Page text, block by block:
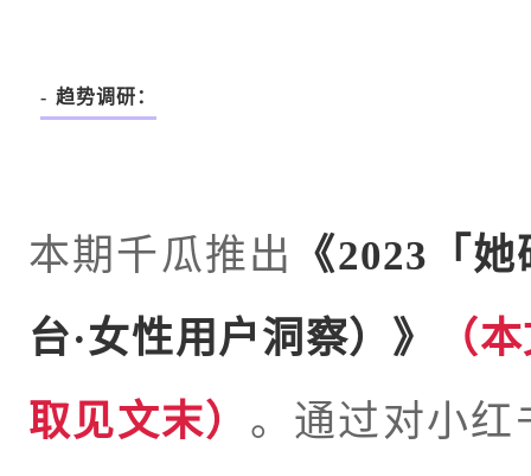
- 趋势调研：
本期千瓜推出 《2023「
台·女性用户洞察） 》
（
取见文末） 。 通过对小红